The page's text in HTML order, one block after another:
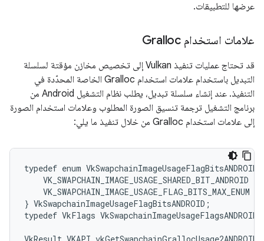
عرضها للتطبيقات.
علامات استخدام Gralloc
قد تحتاج عمليات تنفيذ Vulkan إلى تخصيص مخازن مؤقتة لسلسلة
التبديل باستخدام علامات استخدام Gralloc الخاصة المحدّدة في
التنفيذ. عند إنشاء سلسلة تبديل، يطلب نظام التشغيل Android من
برنامج التشغيل ترجمة تنسيق الصورة المطلوب وعلامات استخدام الصورة
إلى علامات استخدام Gralloc من خلال تنفيذ ما يلي:
typedef enum VkSwapchainImageUsageFlagBitsANDROID
VK_SWAPCHAIN_IMAGE_USAGE_SHARED_BIT_ANDROID =
VK_SWAPCHAIN_IMAGE_USAGE_FLAG_BITS_MAX_ENUM
} VkSwapchainImageUsageFlagBitsANDROID;
typedef VkFlags VkSwapchainImageUsageFlagsANDROID;